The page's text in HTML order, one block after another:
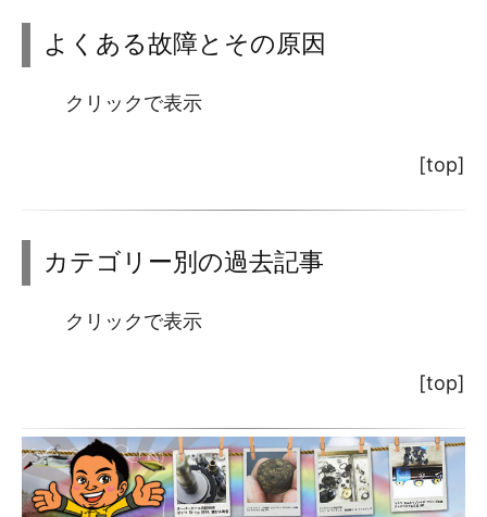
よくある故障とその原因
クリックで表示
[top]
カテゴリー別の過去記事
クリックで表示
[top]